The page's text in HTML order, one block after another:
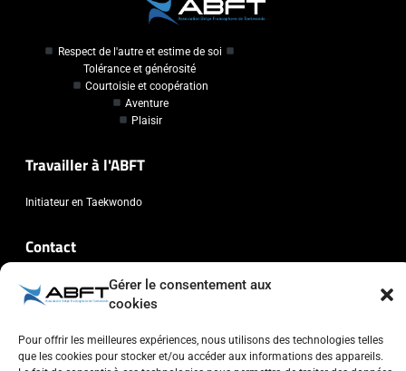
Gérer le consentement aux
cookies
Pour offrir les meilleures expériences, nous utilisons des technologies telles
que les cookies pour stocker et/ou accéder aux informations des appareils.
Respect de l'autre et estime de soi
Tolérance et générosité
Courtoisie et coopération
Aventure
Plaisir
Travailler à l'ABFT
Initiateur en Taekwondo
Contact
Association Belge Francophone de Taekwondo
Chaussée de Wavre, 2057 - 1160 Auderghem
+32 (0)2 347 34 77